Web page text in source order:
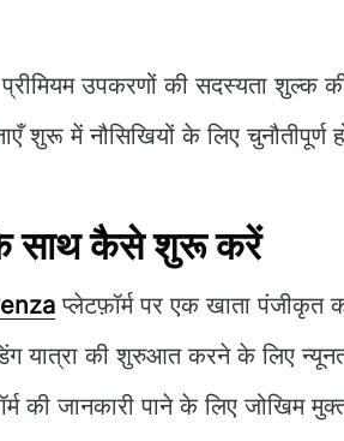
प्रीमियम उपकरणों की सदस्यता शुल्क
शुरू में नौसिखियों के लिए चुनौतीपूर्ण
साथ कैसे शुरू करें
प्लेटफ़ॉर्म पर एक खाता पंजीकृत
यात्रा की शुरुआत करने के लिए
की जानकारी पाने के लिए जोखिम